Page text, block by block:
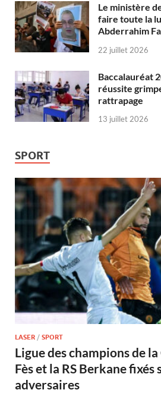
Le ministère
faire toute la
Abderrahim
22 juillet 2026
Baccalauréat
réussite
rattrapage
13 juillet 2026
SPORT
LASER / SPORT
Ligue des champions de
Fès et la RS Berkane fixés
adversaires